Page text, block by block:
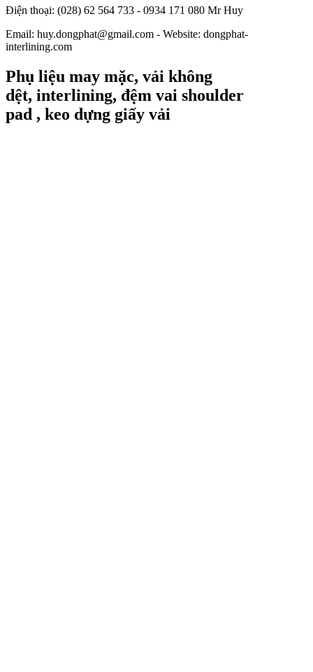
Điện thoại: (028) 62 564 733 - 0934 171 080 Mr Huy
Email: huy.dongphat@gmail.com - Website: dongphat-
interlining.com
Phụ liệu may mặc, vải không
dệt, interlining, đệm vai shoulder
pad , keo dựng giấy vải